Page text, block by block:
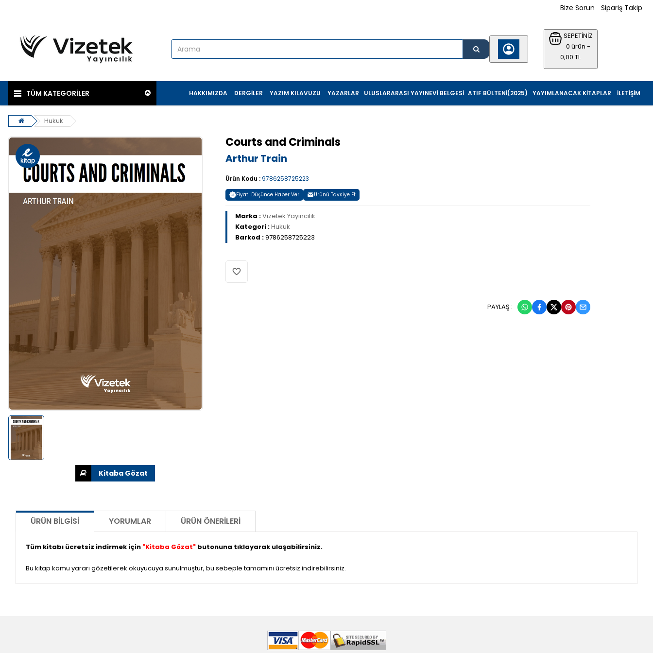
Bize Sorun Sipariş Takip
SEPETİNİZ
0 ürün -
0,00 TL
TÜM KATEGORİLER İLETIŞIM
YAYIMLANACAK KITAPLAR
ATIF BÜLTENI(2025)
ULUSLARARASI YAYINEVI BELGESI
YAZARLAR
YAZIM KILAVUZU
DERGILER
HAKKIMIZDA
Hukuk
Courts and Criminals
Arthur Train
Ürün Kodu : 9786258725223
Fiyatı Düşünce Haber Ver Ürünü Tavsiye Et
Marka :Vizetek Yayıncılık
Kategori :Hukuk
Barkod :9786258725223
PAYLAŞ :
ÜRÜN BILGISI YORUMLAR ÜRÜN ÖNERILERI
Tüm kitabı ücretsiz indirmek için "Kitaba Gözat" butonuna tıklayarak ulaşabilirsiniz.
Bu kitap kamu yararı gözetilerek okuyucuya sunulmuştur, bu sebeple tamamını ücretsiz indirebilirsiniz.